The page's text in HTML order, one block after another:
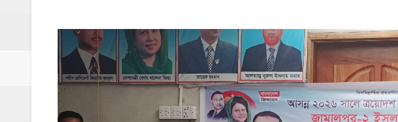
ইসলামপুরে ব্রহ্মপুত্র নদের ভাঙ্গন; চোখের সামনেই ভিটে মাটি হারিয়ে দিশেহারা মানুষ
মনটা আমার কেন যে ভালো লাগে না?- আতিকুর রহমান
ঝিনাইগাতীতে ভাতিজাদের হামলায় চাচী নিহত; হত্যা মামলার প্রস্তুতি
‎ইসলামপুরে এতিমখানার কমিটি নিয়ে হট্টগোল, সমাজসেবা কর্মচারীর বিরুদ্ধে ঘুষের অভিযোগ